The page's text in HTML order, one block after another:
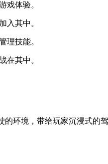
戏体验。
入其中。
理技能。
在其中。
环境，带给玩家沉浸式的